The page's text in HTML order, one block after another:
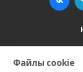
Файлы cookie